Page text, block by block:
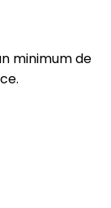
minimum de